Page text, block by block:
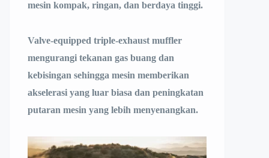
mesin kompak, ringan, dan berdaya tinggi.
Valve-equipped triple-exhaust muffler
mengurangi tekanan gas buang dan
kebisingan sehingga mesin memberikan
akselerasi yang luar biasa dan peningkatan
putaran mesin yang lebih menyenangkan.